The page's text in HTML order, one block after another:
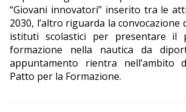
“Giovani innovatori” inserito tra le
2030, l’altro riguarda la
istituti scolastici per presentare il
formazione nella nautica da
appuntamento rientra nell’ambito
Patto per la Formazione.